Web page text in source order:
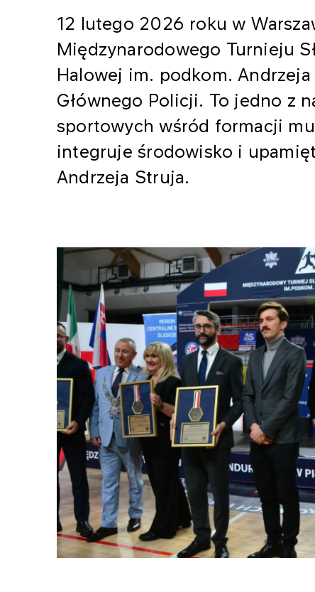
12 lutego 2026 roku w
Międzynarodowego Turnieju
Halowej im. podkom.
Głównego Policji. To jedno z
sportowych wśród formacji
integruje środowisko i
Andrzeja Struja.